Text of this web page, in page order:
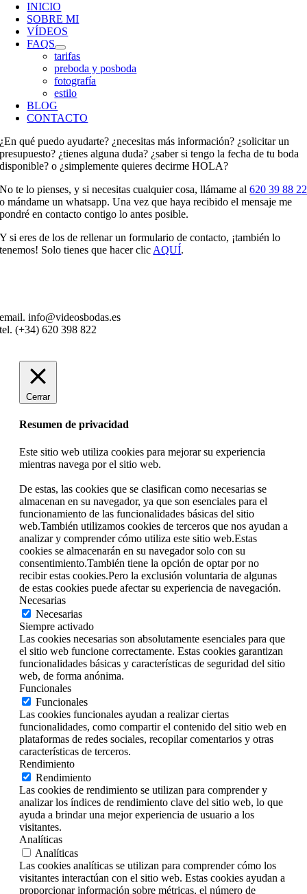
INICIO
SOBRE MI
VÍDEOS
FAQS
tarifas
preboda y posboda
fotografía
estilo
BLOG
CONTACTO
¿En qué puedo ayudarte? ¿necesitas más información? ¿solicitar un
presupuesto? ¿tienes alguna duda? ¿saber si tengo la fecha de tu boda
disponible? o ¿simplemente quieres decirme HOLA?
No te lo pienses, y si necesitas cualquier cosa, llámame al620 39 88 22
o mándame un whatsapp. Una vez que haya recibido el mensaje me
pondré en contacto contigo lo antes posible.
Y si eres de los de rellenar un formulario de contacto, ¡también lo
tenemos! Solo tienes que hacer clic AQUÍ.
email. info@videosbodas.es
tel. (+34) 620 398 822
Cerrar
Resumen de privacidad
Este sitio web utiliza cookies para mejorar su experiencia
mientras navega por el sitio web.
De estas, las cookies que se clasifican como necesarias se
almacenan en su navegador, ya que son esenciales para el
funcionamiento de las funcionalidades básicas del sitio
web.También utilizamos cookies de terceros que nos ayudan a
analizar y comprender cómo utiliza este sitio web.Estas
cookies se almacenarán en su navegador solo con su
consentimiento.También tiene la opción de optar por no
recibir estas cookies.Pero la exclusión voluntaria de algunas
de estas cookies puede afectar su experiencia de navegación.
Necesarias
Necesarias
Siempre activado
Las cookies necesarias son absolutamente esenciales para que
el sitio web funcione correctamente. Estas cookies garantizan
funcionalidades básicas y características de seguridad del sitio
web, de forma anónima.
Funcionales
Funcionales
Las cookies funcionales ayudan a realizar ciertas
funcionalidades, como compartir el contenido del sitio web en
plataformas de redes sociales, recopilar comentarios y otras
características de terceros.
Rendimiento
Rendimiento
Las cookies de rendimiento se utilizan para comprender y
analizar los índices de rendimiento clave del sitio web, lo que
ayuda a brindar una mejor experiencia de usuario a los
visitantes.
Analíticas
Analíticas
Las cookies analíticas se utilizan para comprender cómo los
visitantes interactúan con el sitio web. Estas cookies ayudan a
proporcionar información sobre métricas, el número de